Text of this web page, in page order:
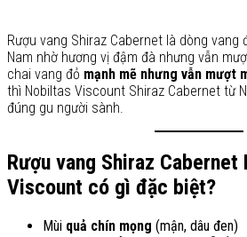
Rượu vang Shiraz Cabernet là dòng
Nam nhờ hương vị đậm đà nhưng vẫn
chai vang đỏ mạnh mẽ nhưng vẫn mượt
thì Nobiltas Viscount Shiraz Cabernet từ
đúng gu người sành.
Rượu vang Shiraz Cabernet
Viscount có gì đặc biệt?
Mùi quả chín mọng (mận, dâu đen)